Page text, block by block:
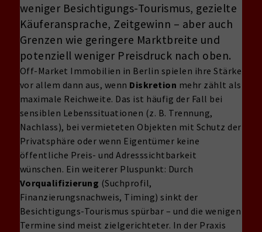
weniger Besichtigungs-Tourismus, gezielte
Käuferansprache, Zeitgewinn – aber auch
Grenzen wie geringere Marktbreite und
potenziell weniger Preisdruck nach oben.
Off-Market Immobilien in Berlin spielen ihre Stärke
vor allem dann aus, wenn Diskretion mehr zählt als
maximale Reichweite. Das ist häufig der Fall bei
sensiblen Lebenssituationen (z. B. Trennung,
Nachlass), bei vermieteten Objekten mit Schutz der
Privatsphäre oder wenn Eigentümer keine
öffentliche Preis- und Adresssichtbarkeit
wünschen. Ein weiterer Pluspunkt: Durch
Vorqualifizierung (Suchprofil,
Finanzierungsnachweis, Timing) sinkt der
Besichtigungs-Tourismus spürbar – und die wenigen
Termine sind meist zielgerichteter. In der Praxis